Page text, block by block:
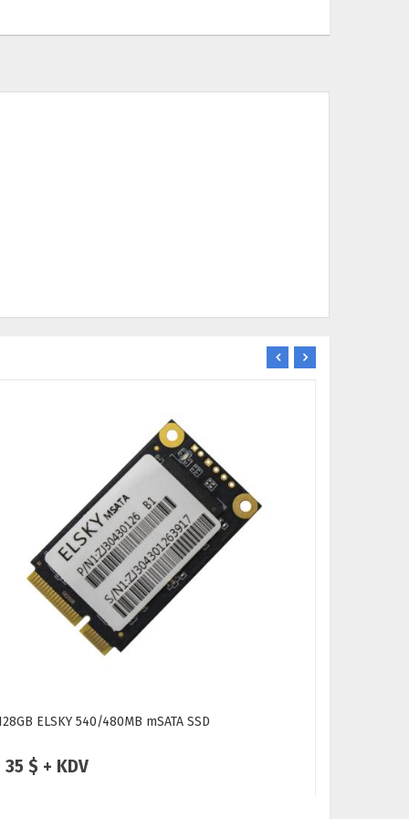
ELSKY 540/480MB mSATA SSD
35 $ + KDV